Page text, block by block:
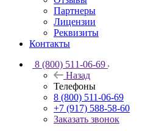
Партнеры
Лицензии
Реквизиты
Контакты
8 (800) 511-06-69
Назад
Телефоны
8 (800) 511-06-69
+7 (917) 588-58-60
Заказать звонок